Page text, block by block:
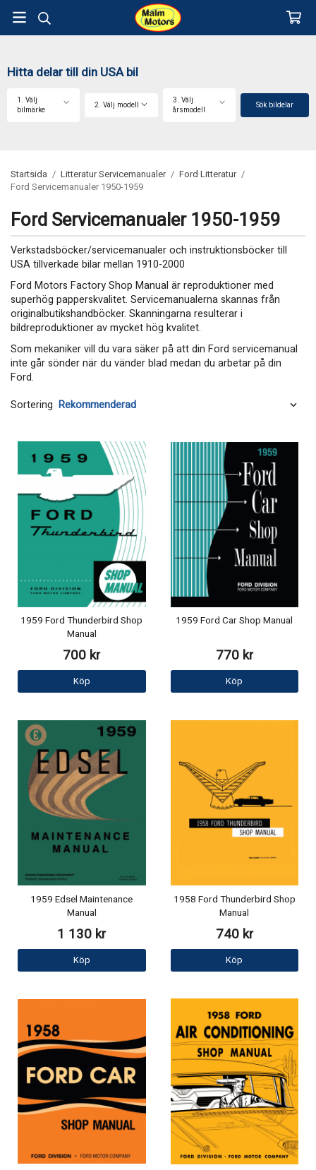
Hitta delar till din USA bil
1. Välj
bilmärke
2. Välj modell
3. Välj
årsmodell
Sök bildelar
Startsida / Litteratur Servicemanualer / Ford Litteratur /
Ford Servicemanualer 1950-1959
Ford Servicemanualer 1950-1959
Verkstadsböcker/servicemanualer och instruktionsböcker till
USA tillverkade bilar mellan 1910-2000
Ford Motors Factory Shop Manual är reproduktioner med
superhög papperskvalitet. Servicemanualerna skannas från
originalbutikshandböcker. Skanningarna resulterar i
bildreproduktioner av mycket hög kvalitet.
Som mekaniker vill du vara säker på att din Ford servicemanual
inte går sönder när du vänder blad medan du arbetar på din
Ford.
Sortering
1959 Ford Thunderbird Shop
Manual
700 kr
Köp
1959 Ford Car Shop Manual
770 kr
Köp
1959 Edsel Maintenance
Manual
1 130 kr
Köp
1958 Ford Thunderbird Shop
Manual
740 kr
Köp